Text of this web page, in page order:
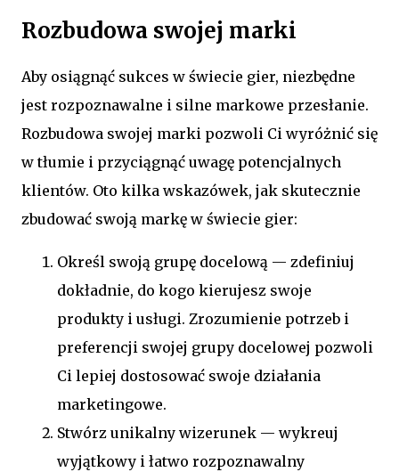
Rozbudowa swojej marki
Aby osiągnąć sukces w świecie gier, niezbędne
jest rozpoznawalne i silne markowe przesłanie.
Rozbudowa swojej marki pozwoli Ci wyróżnić się
w tłumie i przyciągnąć uwagę potencjalnych
klientów. Oto kilka wskazówek, jak skutecznie
zbudować swoją markę w świecie gier:
Określ swoją grupę docelową — zdefiniuj
dokładnie, do kogo kierujesz swoje
produkty i usługi. Zrozumienie potrzeb i
preferencji swojej grupy docelowej pozwoli
Ci lepiej dostosować swoje działania
marketingowe.
Stwórz unikalny wizerunek — wykreuj
wyjątkowy i łatwo rozpoznawalny